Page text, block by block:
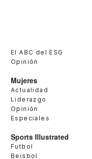
El ABC del ESG
Opinión
Mujeres
Actualidad
Liderazgo
Opinión
Especiales
Sports Illustrated
Futbol
Beisbol